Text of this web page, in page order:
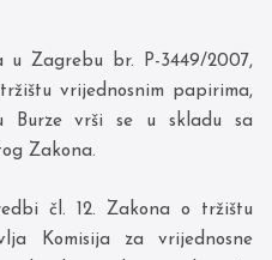
u Zagrebu br. P-3449/2007,
vrijednosnim papirima,
Burze vrši se u skladu sa
Zakona.
čl. 12. Zakona o tržištu
Komisija za vrijednosne